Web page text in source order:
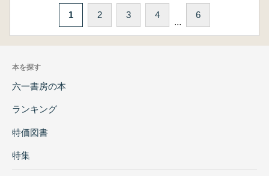
1 2 3 4
...
6
本を探す
六一書房の本
ランキング
特価図書
特集